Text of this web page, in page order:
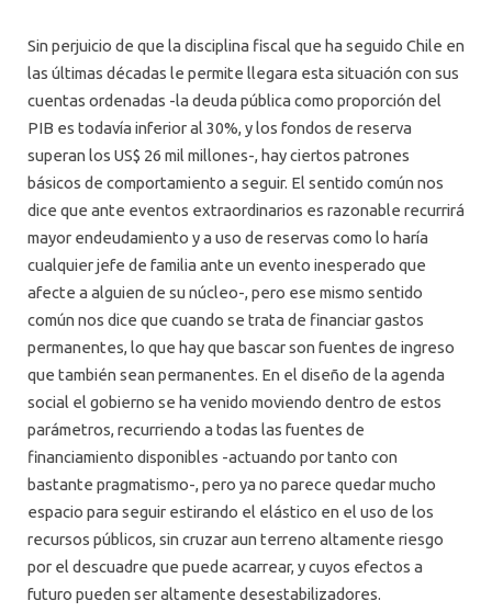
Sin perjuicio de que la disciplina fiscal que ha seguido Chile en
las últimas décadas le permite llegara esta situación con sus
cuentas ordenadas -la deuda pública como proporción del
PIB es todavía inferior al 30%, y los fondos de reserva
superan los US$ 26 mil millones-, hay ciertos patrones
básicos de comportamiento a seguir. El sentido común nos
dice que ante eventos extraordinarios es razonable recurrirá
mayor endeudamiento y a uso de reservas como lo haría
cualquier jefe de familia ante un evento inesperado que
afecte a alguien de su núcleo-, pero ese mismo sentido
común nos dice que cuando se trata de financiar gastos
permanentes, lo que hay que bascar son fuentes de ingreso
que también sean permanentes. En el diseño de la agenda
social el gobierno se ha venido moviendo dentro de estos
parámetros, recurriendo a todas las fuentes de
financiamiento disponibles -actuando por tanto con
bastante pragmatismo-, pero ya no parece quedar mucho
espacio para seguir estirando el elástico en el uso de los
recursos públicos, sin cruzar aun terreno altamente riesgo
por el descuadre que puede acarrear, y cuyos efectos a
futuro pueden ser altamente desestabilizadores.